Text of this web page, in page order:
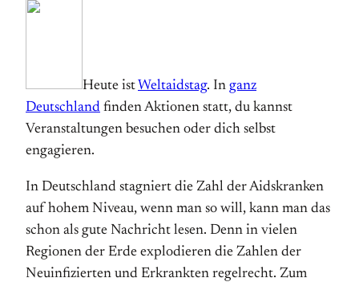
Heute ist Weltaidstag. In ganz
Deutschland finden Aktionen statt, du kannst
Veranstaltungen besuchen oder dich selbst
engagieren.
In Deutschland stagniert die Zahl der Aidskranken
auf hohem Niveau, wenn man so will, kann man das
schon als gute Nachricht lesen. Denn in vielen
Regionen der Erde explodieren die Zahlen der
Neuinfizierten und Erkrankten regelrecht. Zum